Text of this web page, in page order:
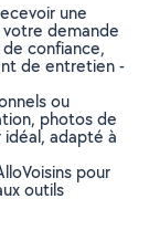
une
demande
confiance,
de entretien -
ou
photos de
idéal, adapté à
pour
outils